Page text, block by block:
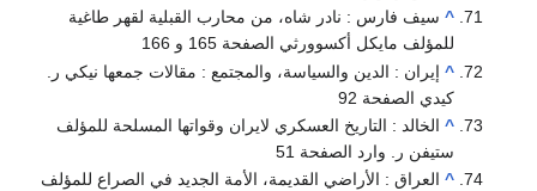
^ سيف فارس : نادر شاه، من محارب القبلية لقهر طاغية
للمؤلف مايكل أكسوورثي الصفحة 165 و 166
^ إيران : الدين والسياسة، والمجتمع : مقالات جمعها نيكي ر.
كيدي الصفحة 92
^ الخالد : التاريخ العسكري لايران وقواتها المسلحة للمؤلف
ستيفن ر. وارد الصفحة 51
^ العراق : الأراضي القديمة، الأمة الجديد في الصراع للمؤلف